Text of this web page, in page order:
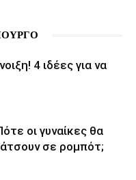
4 ιδέες για να
οι γυναίκες θα
σε ρομπότ;